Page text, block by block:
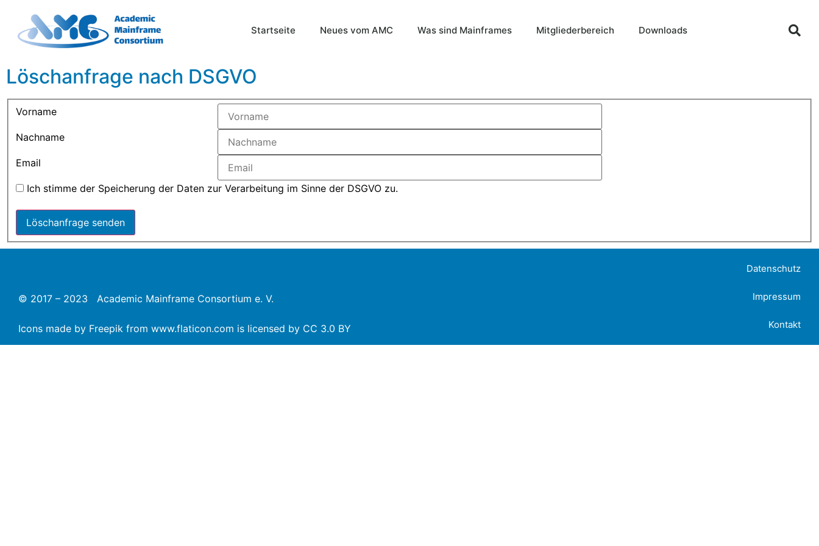
Startseite Neues vom AMC Was sind Mainframes Mitgliederbereich Downloads
Löschanfrage nach DSGVO
Vorname
Nachname
Email
Ich stimme der Speicherung der Daten zur Verarbeitung im Sinne der DSGVO zu.
© 2017 – 2023 Academic Mainframe Consortium e. V.
Icons made by Freepik from www.flaticon.com is licensed by CC 3.0 BY
Datenschutz
Impressum
Kontakt